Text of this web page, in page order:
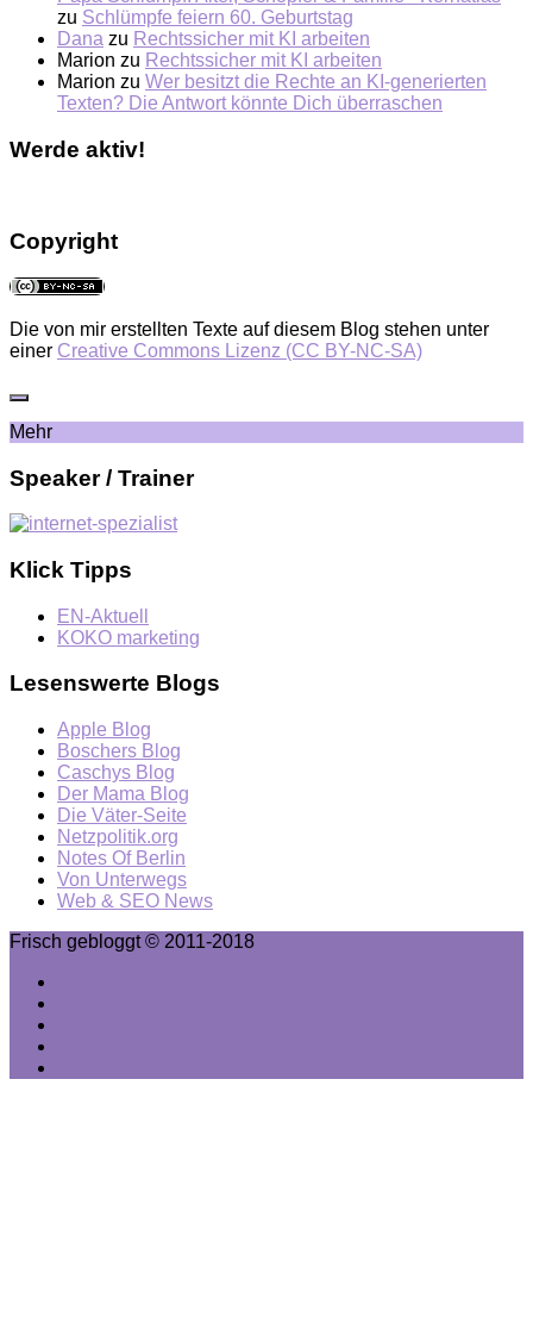
zu Schlümpfe feiern 60. Geburtstag
Dana zu Rechtssicher mit KI arbeiten
Marion zu Rechtssicher mit KI arbeiten
Marion zu Wer besitzt die Rechte an KI-generierten
Texten? Die Antwort könnte Dich überraschen
Werde aktiv!
Copyright
Die von mir erstellten Texte auf diesem Blog stehen unter
einer Creative Commons Lizenz (CC BY-NC-SA)
Mehr
Speaker / Trainer
Klick Tipps
EN-Aktuell
KOKO marketing
Lesenswerte Blogs
Apple Blog
Boschers Blog
Caschys Blog
Der Mama Blog
Die Väter-Seite
Netzpolitik.org
Notes Of Berlin
Von Unterwegs
Web & SEO News
Frisch gebloggt © 2011-2018